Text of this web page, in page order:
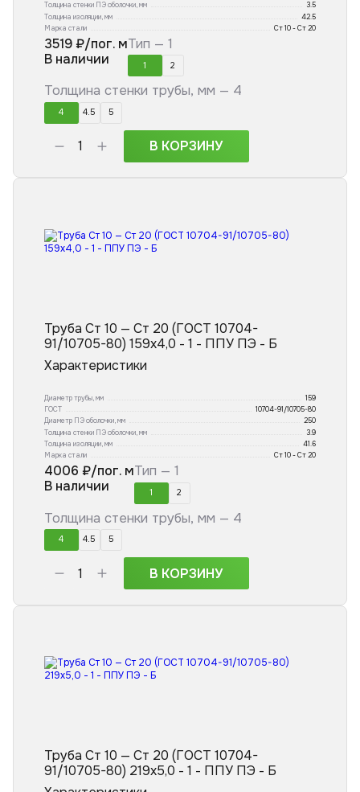
Толщина стенки ПЭ оболочки, мм
3.5
Толщина изоляции, мм
42.5
Марка стали
Ст 10 - Ст 20
3519₽/пог. м
В наличии
Тип — 1
1 2
Толщина стенки трубы, мм — 4
4 4.5 5
В КОРЗИНУ
Труба Ст 10 — Ст 20 (ГОСТ 10704-
91/10705-80) 159x4,0 - 1 - ППУ ПЭ - Б
Характеристики
Диаметр трубы, мм
159
ГОСТ
10704-91/10705-80
Диаметр ПЭ оболочки, мм
250
Толщина стенки ПЭ оболочки, мм
3.9
Толщина изоляции, мм
41.6
Марка стали
Ст 10 - Ст 20
4006 ₽/пог. м
В наличии
Тип — 1
1 2
Толщина стенки трубы, мм — 4
4 4.5 5
В КОРЗИНУ
Труба Ст 10 — Ст 20 (ГОСТ 10704-
91/10705-80) 219x5,0 - 1 - ППУ ПЭ - Б